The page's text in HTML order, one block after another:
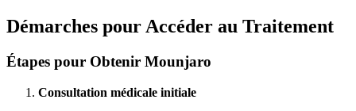
Démarches pour Accéder au Traitement
Étapes pour Obtenir Mounjaro
Consultation médicale initiale